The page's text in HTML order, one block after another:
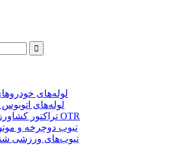
لوله‌های
لوله‌های
تراکتور کشاورزی و لوله OTR
تیوب دوچرخه و
تیوب‌های ورزشی